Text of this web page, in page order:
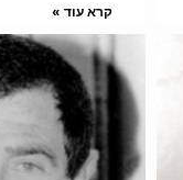
קרא עוד »